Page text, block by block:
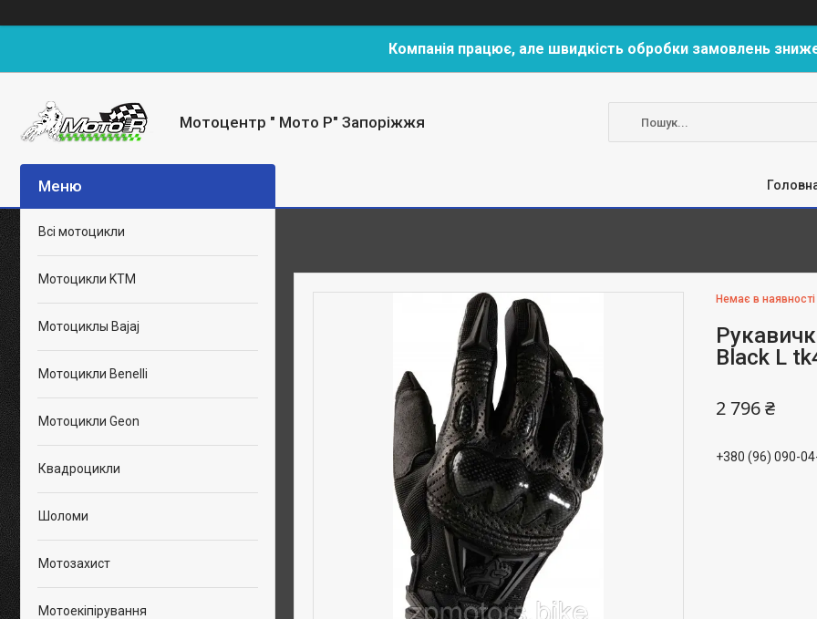
Компанія працює, але швидкість обробки замовлень
Мотоцентр " Мото Р" Запоріжжя
Немає в наявності
Black L
2 796 ₴
+380 (96) 090-
Всі мотоцикли
Мотоцикли KTM
Мотоциклы Bajaj
Мотоцикли Benelli
Мотоцикли Geon
Квадроцикли
Шоломи
Мотозахист
Мотоекіпірування